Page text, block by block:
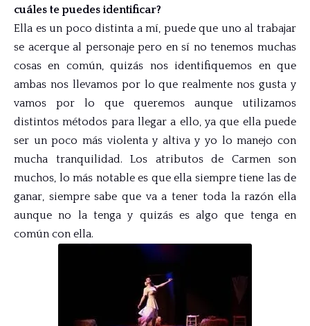
cuáles te puedes identificar?
Ella es un poco distinta a mí, puede que uno al trabajar
se acerque al personaje pero en sí no tenemos muchas
cosas en común, quizás nos identifiquemos en que
ambas nos llevamos por lo que realmente nos gusta y
vamos por lo que queremos aunque utilizamos
distintos métodos para llegar a ello, ya que ella puede
ser un poco más violenta y altiva y yo lo manejo con
mucha tranquilidad. Los atributos de Carmen son
muchos, lo más notable es que ella siempre tiene las de
ganar, siempre sabe que va a tener toda la razón ella
aunque no la tenga y quizás es algo que tenga en
común con ella.